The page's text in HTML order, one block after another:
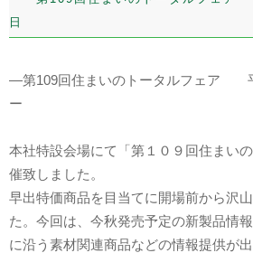
日
―第109回住まいのトータルフェア
ー
本社特設会場にて「第１０９回住まい
催致しました。
早出特価商品を目当てに開場前から沢
た。今回は、今秋発売予定の新製品情
に沿う素材関連商品などの情報提供が